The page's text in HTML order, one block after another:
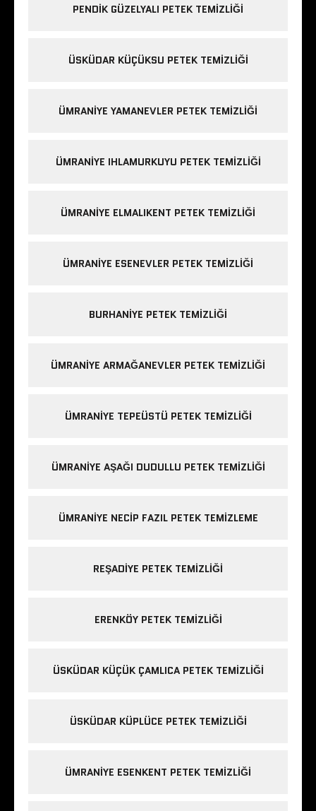
PENDIK GÜZELYALI PETEK TEMIZLIĞI
ÜSKÜDAR KÜÇÜKSU PETEK TEMIZLIĞI
ÜMRANIYE YAMANEVLER PETEK TEMIZLIĞI
ÜMRANIYE IHLAMURKUYU PETEK TEMIZLIĞI
ÜMRANIYE ELMALIKENT PETEK TEMIZLIĞI
ÜMRANIYE ESENEVLER PETEK TEMIZLIĞI
BURHANIYE PETEK TEMIZLIĞI
ÜMRANIYE ARMAĞANEVLER PETEK TEMIZLIĞI
ÜMRANIYE TEPEÜSTÜ PETEK TEMIZLIĞI
ÜMRANIYE AŞAĞI DUDULLU PETEK TEMIZLIĞI
ÜMRANIYE NECIP FAZIL PETEK TEMIZLEME
REŞADIYE PETEK TEMIZLIĞI
ERENKÖY PETEK TEMIZLIĞI
ÜSKÜDAR KÜÇÜK ÇAMLICA PETEK TEMIZLIĞI
ÜSKÜDAR KÜPLÜCE PETEK TEMIZLIĞI
ÜMRANIYE ESENKENT PETEK TEMIZLIĞI